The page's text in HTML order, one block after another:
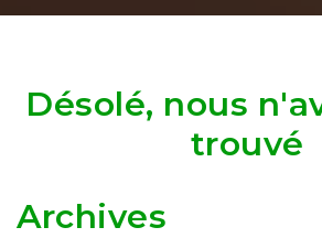
Désolé, nous
trouvé
Archives